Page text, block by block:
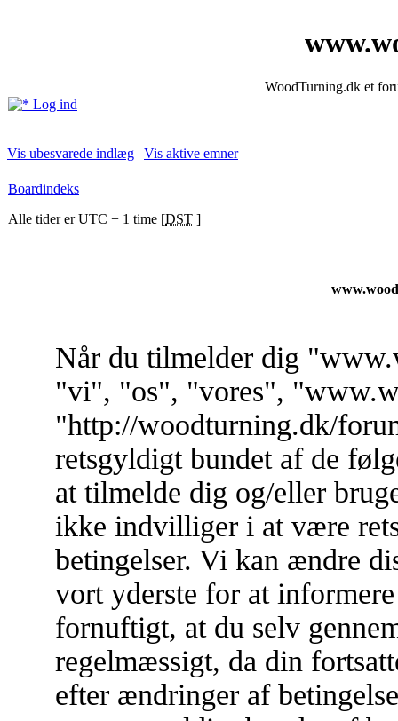
WoodTurning.dk et
Log ind
Vis ubesvarede indlæg | Vis aktive emner
Boardindeks
Alle tider er UTC + 1 time [DST ]
Når du tilmelder dig
"vi", "os", "vores",
"http://woodturning.dk/
retsgyldigt bundet af de
at tilmelde dig og/eller
ikke indvilliger i at være
betingelser. Vi kan ændre
vort yderste for at
fornuftigt, at du selv
regelmæssigt, da din
efter ændringer af